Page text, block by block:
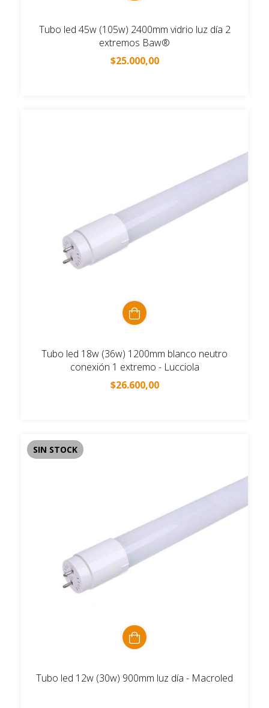
Tubo led 45w (105w) 2400mm vidrio luz día 2
extremos Baw®
$25.000,00
Tubo led 18w (36w) 1200mm blanco neutro
conexión 1 extremo - Lucciola
$26.600,00
SIN STOCK
Tubo led 12w (30w) 900mm luz día - Macroled